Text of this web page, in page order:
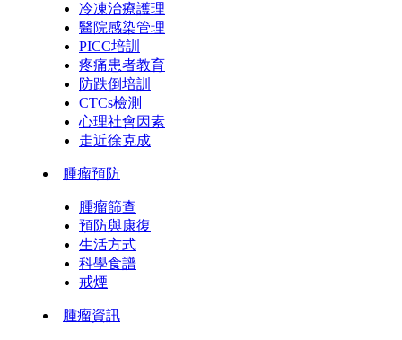
冷凍治療護理
醫院感染管理
PICC培訓
疼痛患者教育
防跌倒培訓
CTCs檢測
心理社會因素
走近徐克成
腫瘤預防
腫瘤篩查
預防與康復
生活方式
科學食譜
戒煙
腫瘤資訊